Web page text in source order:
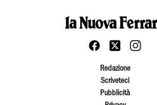
Redazione
Scriveteci
Pubblicità